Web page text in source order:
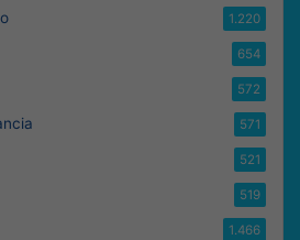
1.220
654
572
571
521
519
1.466